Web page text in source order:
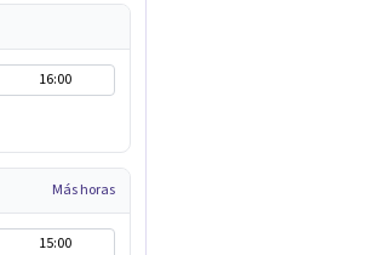
16:00
Más horas
15:00